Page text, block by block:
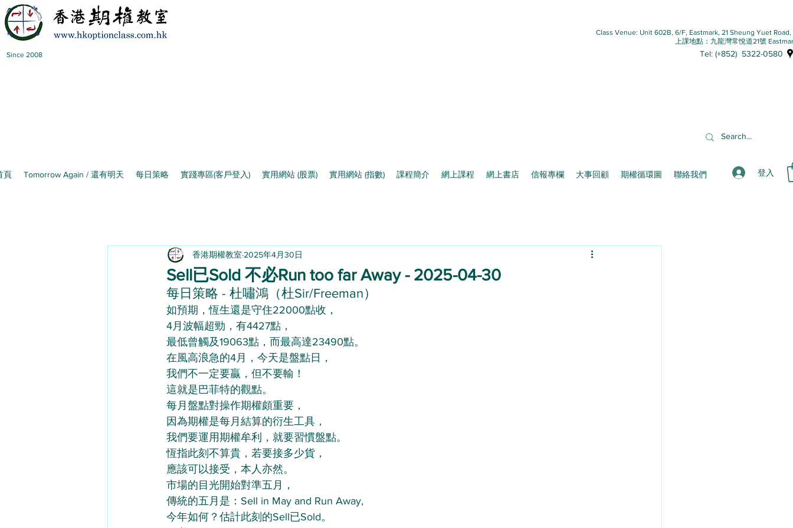
Since 2008
Class Venue: Unit 602B, 6/F, Eastmark, 21 Sheung Yuet
上課地點：九龍灣常悅道21號
Tel: (+852) 5322-0580
頁 Tomorrow Again / 還有明天 每日策略 實踐專區(客戶登入) 實用網站 (股票) 實用網站 (指數) 課程簡介 網上課程 網上書店 信報專欄 大事回顧 期權循環圖 聯絡我們 登入
Sell已Sold 不必Run too far Away - 2025-04-30
香港期權教室 2025年4月30日
每日策略 - 杜嘯鴻（杜Sir/Freeman）
如預期，恆生還是守住22000點收，
4月波幅超勁，有4427點，
最低曾觸及19063點，而最高達23490點。
在風高浪急的4月，今天是盤點日，
我們不一定要贏，但不要輸！
這就是巴菲特的觀點。
每月盤點對操作期權頗重要，
因為期權是每月結算的衍生工具，
我們要運用期權牟利，就要習慣盤點。
恆指此刻不算貴，若要接多少貨，
應該可以接受，本人亦然。
市場的目光開始對準五月，
傳統的五月是：Sell in May and Run Away,
今年如何？估計此刻的Sell已Sold。